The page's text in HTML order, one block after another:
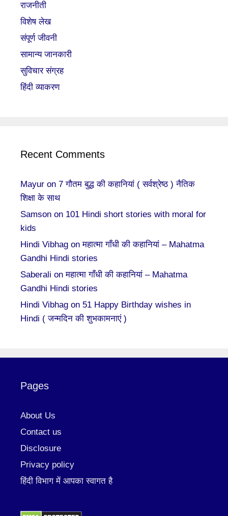
राजनीती
विशेष लेख
संपूर्ण जीवनी
सामान्य जानकारी
सुविचार संग्रह
हिंदी व्याकरण
Recent Comments
Mayur on 7 गौतम बुद्ध की कहानियां ( सर्वश्रेष्ठ ) नैतिक
शिक्षा के साथ
Samson on 101 Hindi short stories with moral for
kids
Hindi Vibhag onमहात्मा गाँधी की कहानियां – Mahatma
Gandhi Hindi stories
Saberali onमहात्मा गाँधी की कहानियां – Mahatma
Gandhi Hindi stories
Hindi Vibhag on 51 Happy Birthday wishes in
Hindi ( जन्मदिन की शुभकामनाएं )
Pages
About Us
Contact us
Disclosure
Privacy policy
हिंदी विभाग में आपका स्वागत है